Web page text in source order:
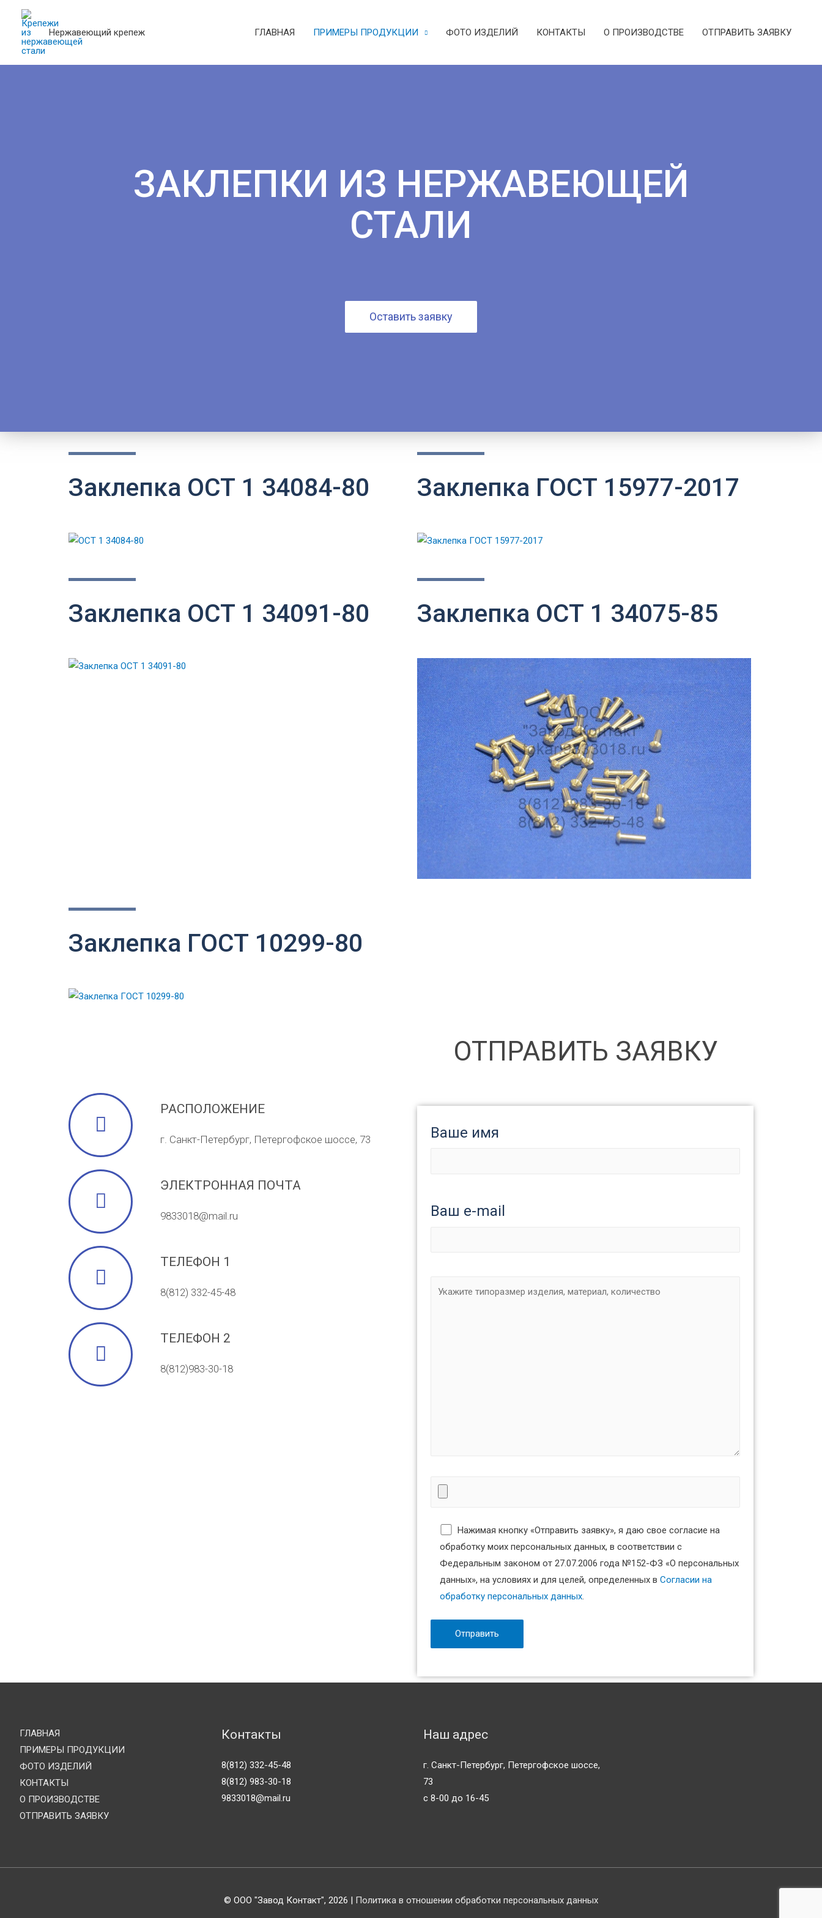
Нержавеющий крепеж ГЛАВНАЯ ПРИМЕРЫ ПРОДУКЦИИ ФОТО ИЗДЕЛИЙ КОНТАКТЫ О ПРОИЗВОДСТВЕ ОТПРАВИТЬ ЗАЯВКУ
ЗАКЛЕПКИ ИЗ НЕРЖАВЕЮЩЕЙ
СТАЛИ
Оставить заявку
Заклепка ОСТ 1 34084-80 Заклепка ГОСТ 15977-2017
Заклепка ОСТ 1 34091-80 Заклепка ОСТ 1 34075-85
Заклепка ГОСТ 10299-80
РАСПОЛОЖЕНИЕ
г. Санкт-Петербург, Петергофское шоссе, 73
ЭЛЕКТРОННАЯ ПОЧТА
9833018@mail.ru
ТЕЛЕФОН 1
8(812) 332-45-48
ТЕЛЕФОН 2
8(812)983-30-18
ОТПРАВИТЬ ЗАЯВКУ
Ваше имя
Ваш e-mail
Нажимая кнопку «Отправить заявку», я даю свое согласие на
обработку моих персональных данных, в соответствии с
Федеральным законом от 27.07.2006 года №152-ФЗ «О персональных
данных», на условиях и для целей, определенных в Согласии на
обработку персональных данных.
ГЛАВНАЯ
ПРИМЕРЫ ПРОДУКЦИИ
ФОТО ИЗДЕЛИЙ
КОНТАКТЫ
О ПРОИЗВОДСТВЕ
ОТПРАВИТЬ ЗАЯВКУ
Контакты
8(812) 332-45-48
8(812) 983-30-18
9833018@mail.ru
Наш адрес
г. Санкт-Петербург, Петергофское шоссе,
73
с 8-00 до 16-45
© ООО "Завод Контакт", 2026 | Политика в отношении обработки персональных данных